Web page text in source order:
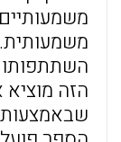
הזה